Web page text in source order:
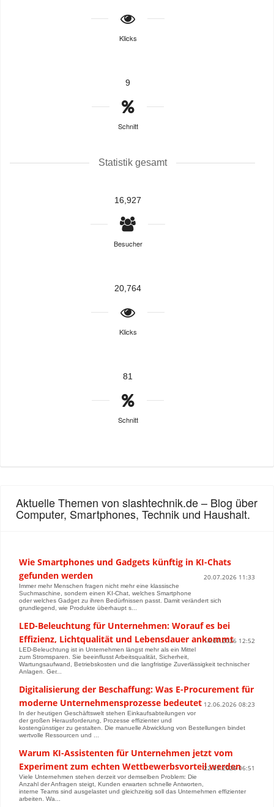
Klicks
9
Schnitt
Statistik gesamt
16,927
Besucher
20,764
Klicks
81
Schnitt
Aktuelle Themen von slashtechnik.de – Blog über
Computer, Smartphones, Technik und Haushalt.
Wie Smartphones und Gadgets künftig in KI-Chats
gefunden werden
20.07.2026 11:33
Immer mehr Menschen fragen nicht mehr eine klassische
Suchmaschine, sondern einen KI-Chat, welches Smartphone
oder welches Gadget zu ihren Bedürfnissen passt. Damit verändert sich
grundlegend, wie Produkte überhaupt s...
LED-Beleuchtung für Unternehmen: Worauf es bei
Effizienz, Lichtqualität und Lebensdauer ankommt
14.07.2026 12:52
LED-Beleuchtung ist in Unternehmen längst mehr als ein Mittel
zum Stromsparen. Sie beeinflusst Arbeitsqualität, Sicherheit,
Wartungsaufwand, Betriebskosten und die langfristige Zuverlässigkeit technischer
Anlagen. Ger...
Digitalisierung der Beschaffung: Was E-Procurement für
moderne Unternehmensprozesse bedeutet 12.06.2026 08:23
In der heutigen Geschäftswelt stehen Einkaufsabteilungen vor
der großen Herausforderung, Prozesse effizienter und
kostengünstiger zu gestalten. Die manuelle Abwicklung von Bestellungen bindet
wertvolle Ressourcen und ...
Warum KI-Assistenten für Unternehmen jetzt vom
Experiment zum echten Wettbewerbsvorteil werden
22.05.2026 06:51
Viele Unternehmen stehen derzeit vor demselben Problem: Die
Anzahl der Anfragen steigt, Kunden erwarten schnelle Antworten,
interne Teams sind ausgelastet und gleichzeitig soll das Unternehmen effizienter
arbeiten. Wa...